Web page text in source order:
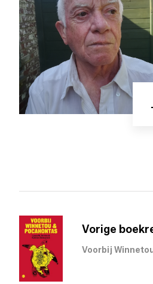
Vorige
Voorbij